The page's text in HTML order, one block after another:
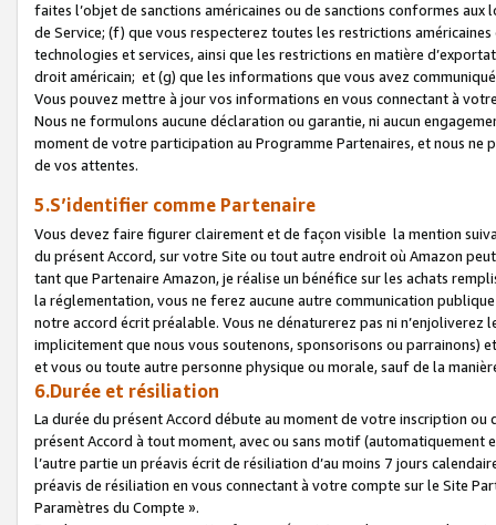
faites l’objet de sanctions américaines ou de sanctions conformes
de Service; (f) que vous respecterez toutes les restrictions
technologies et services, ainsi que les restrictions en matière
droit américain; et (g) que les informations que vous avez
Vous pouvez mettre à jour vos informations en vous connectant à
Nous ne formulons aucune déclaration ou garantie, ni aucun
moment de votre participation au Programme Partenaires, et nous
de vos attentes.
5.S’identifier comme Partenaire
Vous devez faire figurer clairement et de façon visible la mention
du présent Accord, sur votre Site ou tout autre endroit où Amazon
tant que Partenaire Amazon, je réalise un bénéfice sur les achats
la réglementation, vous ne ferez aucune autre communication
notre accord écrit préalable. Vous ne dénaturerez pas ni
implicitement que nous vous soutenons, sponsorisons ou parrainons)
et vous ou toute autre personne physique ou morale, sauf de la
6.Durée et résiliation
La durée du présent Accord débute au moment de votre inscription
présent Accord à tout moment, avec ou sans motif (automatiquement
l’autre partie un préavis écrit de résiliation d’au moins 7 jours
préavis de résiliation en vous connectant à votre compte sur le Site
Paramètres du Compte ».